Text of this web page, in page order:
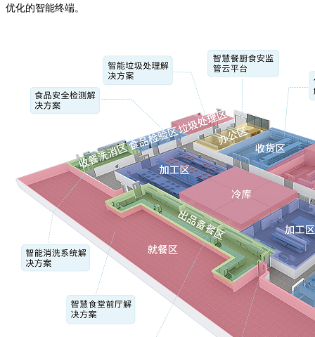
优化的智能终端。